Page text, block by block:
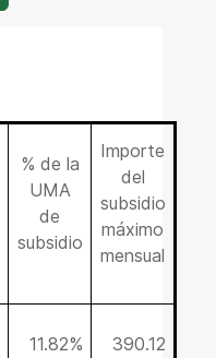
% de la
UMA
de
subsidio
Importe
del
subsidio
máximo
mensual
11.82% 390.12